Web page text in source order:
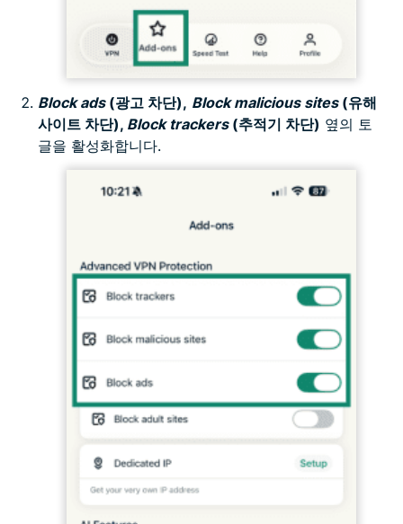
Block ads(광고 차단), Block malicious sites(유해
사이트 차단), Block trackers(추적기 차단) 옆의 토
글을 활성화합니다.